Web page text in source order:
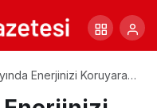
Enerjinizi Koruyarak
Heyetinin Ziyareti